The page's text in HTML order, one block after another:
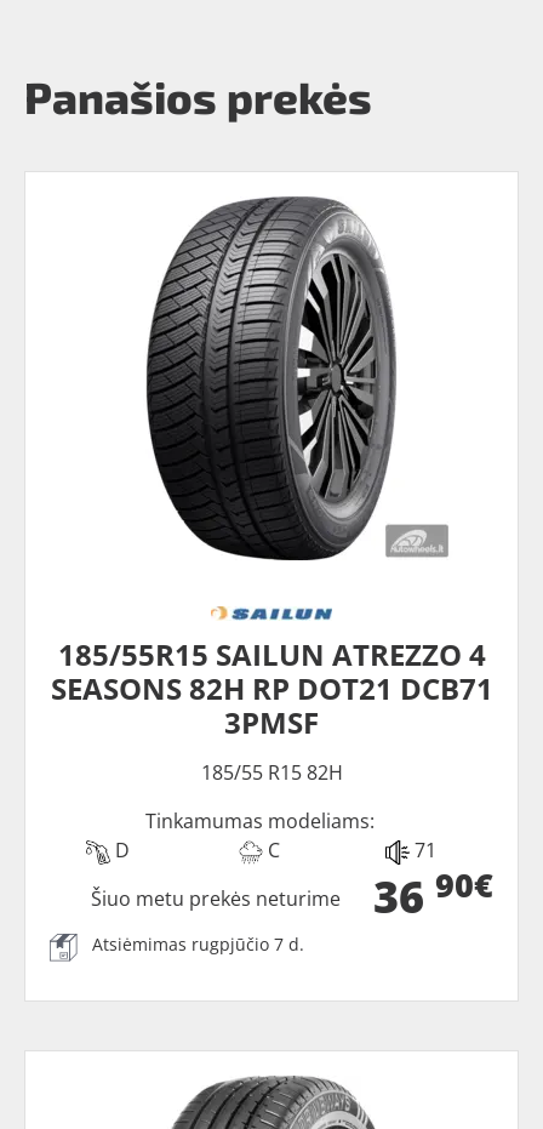
Panašios prekės
185/55R15 SAILUN ATREZZO 4
SEASONS 82H RP DOT21 DCB71
3PMSF
185/55 R15 82H
Tinkamumas modeliams:
D
C 71
36 90€
Šiuo metu prekės neturime
Atsiėmimas rugpjūčio 7 d.